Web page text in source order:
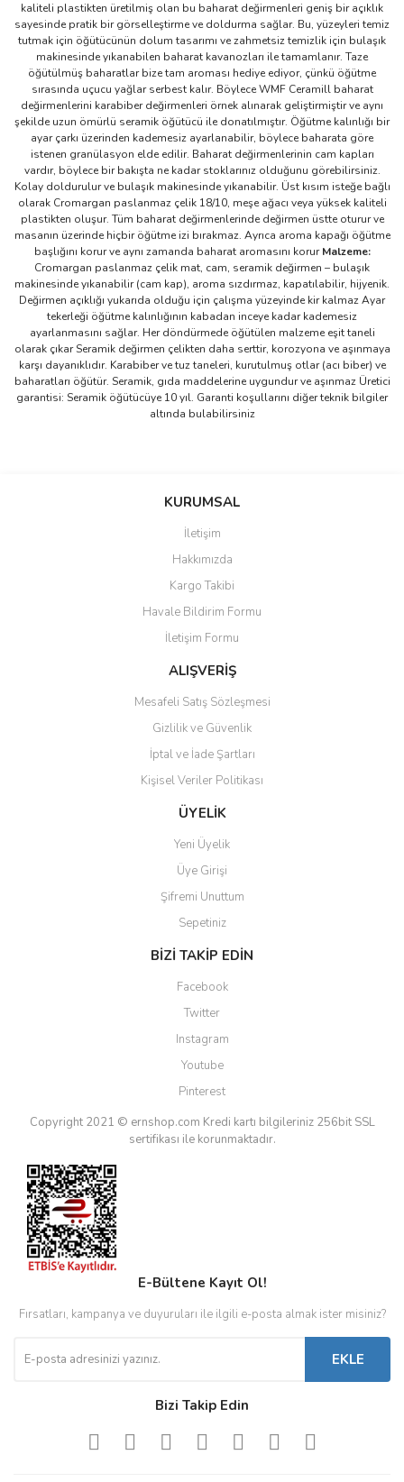
kaliteli plastikten üretilmiş olan bu baharat değirmenleri geniş bir açıklık
sayesinde pratik bir görselleştirme ve doldurma sağlar. Bu, yüzeyleri temiz
tutmak için öğütücünün dolum tasarımı ve zahmetsiz temizlik için bulaşık
makinesinde yıkanabilen baharat kavanozları ile tamamlanır. Taze
öğütülmüş baharatlar bize tam aroması hediye ediyor, çünkü öğütme
sırasında uçucu yağlar serbest kalır. Böylece WMF Ceramill baharat
değirmenlerini karabiber değirmenleri örnek alınarak geliştirmiştir ve aynı
şekilde uzun ömürlü seramik öğütücü ile donatılmıştır. Öğütme kalınlığı bir
ayar çarkı üzerinden kademesiz ayarlanabilir, böylece baharata göre
istenen granülasyon elde edilir. Baharat değirmenlerinin cam kapları
vardır, böylece bir bakışta ne kadar stoklarınız olduğunu görebilirsiniz.
Kolay doldurulur ve bulaşık makinesinde yıkanabilir. Üst kısım isteğe bağlı
olarak Cromargan paslanmaz çelik 18/10, meşe ağacı veya yüksek kaliteli
plastikten oluşur. Tüm baharat değirmenlerinde değirmen üstte oturur ve
masanın üzerinde hiçbir öğütme izi bırakmaz. Ayrıca aroma kapağı öğütme
başlığını korur ve aynı zamanda baharat aromasını korurMalzeme:
Cromargan paslanmaz çelik mat, cam, seramik değirmen – bulaşık
makinesinde yıkanabilir (cam kap), aroma sızdırmaz, kapatılabilir, hijyenik.
Değirmen açıklığı yukarıda olduğu için çalışma yüzeyinde kir kalmaz Ayar
tekerleği öğütme kalınlığının kabadan inceye kadar kademesiz
ayarlanmasını sağlar. Her döndürmede öğütülen malzeme eşit taneli
olarak çıkar Seramik değirmen çelikten daha serttir, korozyona ve aşınmaya
karşı dayanıklıdır. Karabiber ve tuz taneleri, kurutulmuş otlar (acı biber) ve
baharatları öğütür. Seramik, gıda maddelerine uygundur ve aşınmaz Üretici
garantisi: Seramik öğütücüye 10 yıl. Garanti koşullarını diğer teknik bilgiler
altında bulabilirsiniz
Bu ürüne ilk yorumu siz yapın!
Ürün resmi kalitesiz, bozuk veya görüntülenemiyor.
Ürün açıklamasında eksik bilgiler bulunuyor.
Ürün bilgilerinde hatalar bulunuyor.
Ürün fiyatı diğer sitelerden daha pahalı.
Bu ürüne benzer farklı alternatifler olmalı.
Gönder
KURUMSAL
İletişim
Hakkımızda
Kargo Takibi
Havale Bildirim Formu
İletişim Formu
ALIŞVERİŞ
Mesafeli Satış Sözleşmesi
Gizlilik ve Güvenlik
İptal ve İade Şartları
Kişisel Veriler Politikası
ÜYELİK
Yeni Üyelik
Üye Girişi
Şifremi Unuttum
Sepetiniz
BİZİ TAKİP EDİN
Facebook
Twitter
Instagram
Youtube
Pinterest
Copyright 2021 © ernshop.com Kredi kartı bilgileriniz 256bit SSL
sertifikası ile korunmaktadır.
E-Bültene Kayıt Ol!
Fırsatları, kampanya ve duyuruları ile ilgili e-posta almak ister misiniz?
EKLE
Bizi Takip Edin